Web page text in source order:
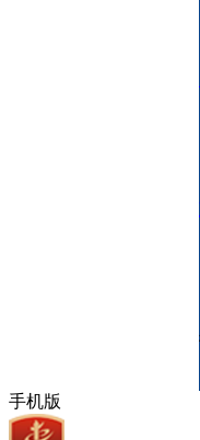
手机版